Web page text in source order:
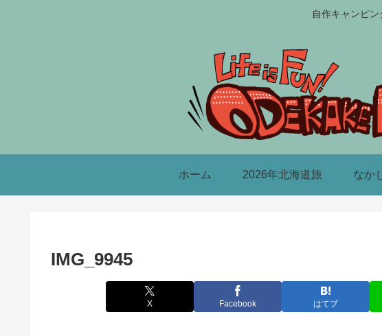
自作キャンピ
ホーム 2026年北海道旅 なか
IMG_9945
X Facebook はてブ